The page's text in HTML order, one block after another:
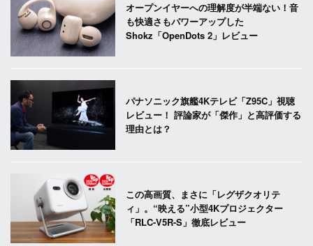
オープンイヤーへの理解度が半端ない！音
も快適さもパワーアップした
Shokz「OpenDots 2」レビュー
パナソニック旗艦4Kテレビ「Z95C」視聴
レビュー！ 評論家が「傑作」と高評価する
理由とは？
この高画質、まさに「レグザクオリテ
ィ」。“映える”小型4Kプロジェクター
「RLC-V5R-S」徹底レビュー